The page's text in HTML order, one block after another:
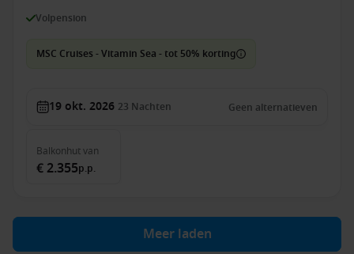
Volpension
MSC Cruises - Vitamin Sea - tot 50% korting
19 okt. 2026 23 Nachten Geen alternatieven
Balkonhutvan
€ 2.355p.p.
Meer laden